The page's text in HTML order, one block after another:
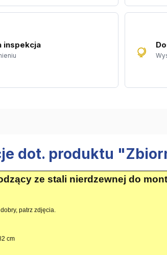
inspekcja
dot. produktu
ze stali nierdzewnej do
patrz zdjęcia.
cm